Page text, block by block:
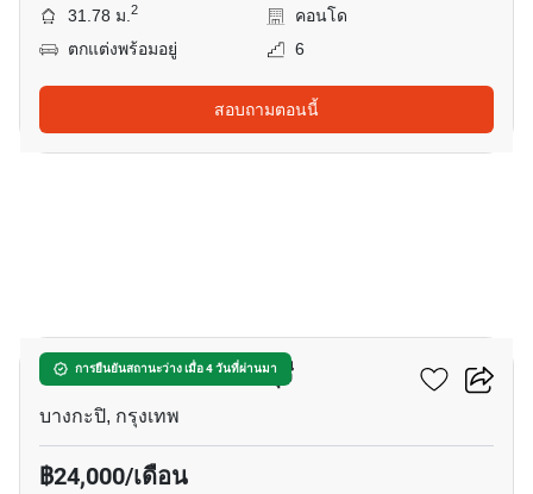
31.78 ม.2
คอนโด
ตกแต่งพร้อมอยู่
6
สอบถามตอนนี้
การยืนยันสถานะว่าง เมื่อ 4 วันที่ผ่านมา
คลาวด์ ทองหล่อ-เพชรบุรี
บางกะปิ, กรุงเทพ
฿24,000/เดือน